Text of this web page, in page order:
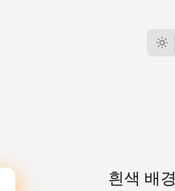
흰색 배경